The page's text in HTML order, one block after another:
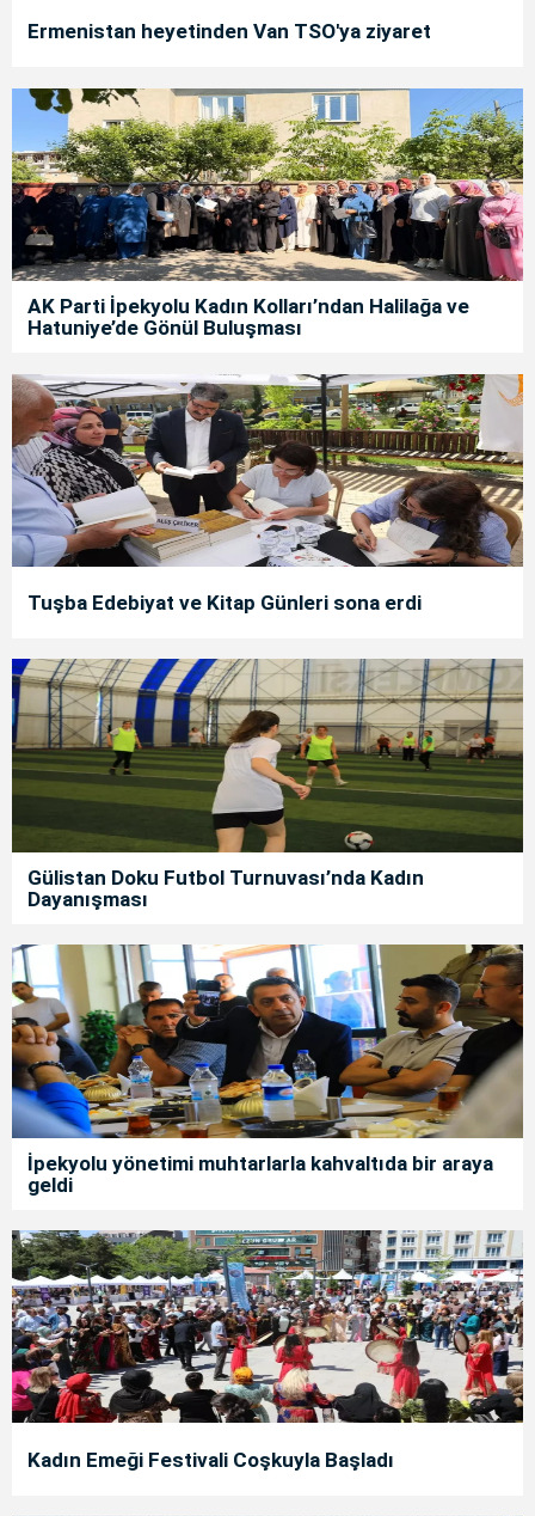
Ermenistan heyetinden Van TSO'ya ziyaret
AK Parti İpekyolu Kadın Kolları’ndan Halilağa ve
Hatuniye’de Gönül Buluşması
Tuşba Edebiyat ve Kitap Günleri sona erdi
Gülistan Doku Futbol Turnuvası’nda Kadın
Dayanışması
İpekyolu yönetimi muhtarlarla kahvaltıda bir araya
geldi
Kadın Emeği Festivali Coşkuyla Başladı